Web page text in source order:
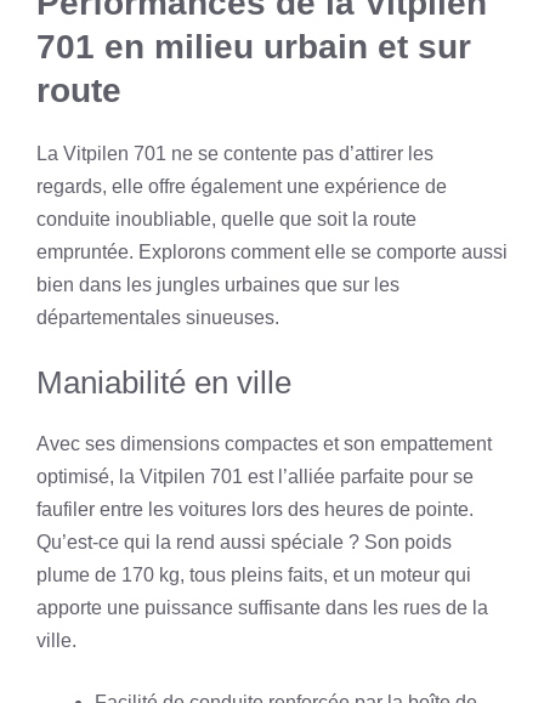
701 en milieu urbain et sur
route
La Vitpilen 701 ne se contente pas d’attirer les
regards, elle offre également une expérience de
conduite inoubliable, quelle que soit la route
empruntée. Explorons comment elle se comporte aussi
bien dans les jungles urbaines que sur les
départementales sinueuses.
Maniabilité en ville
Avec ses dimensions compactes et son empattement
optimisé, la Vitpilen 701 est l’alliée parfaite pour se
faufiler entre les voitures lors des heures de pointe.
Qu’est-ce qui la rend aussi spéciale ? Son poids
plume de 170 kg, tous pleins faits, et un moteur qui
apporte une puissance suffisante dans les rues de la
ville.